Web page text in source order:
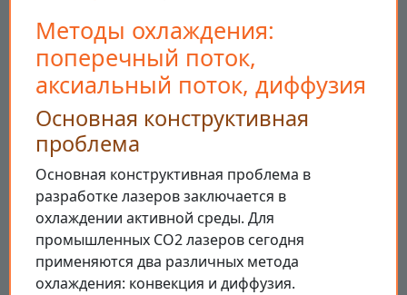
Методы охлаждения:
поперечный поток,
аксиальный поток, диффузия
Основная конструктивная
проблема
Основная конструктивная проблема в
разработке лазеров заключается в
охлаждении активной среды. Для
промышленных CO2 лазеров сегодня
применяются два различных метода
охлаждения: конвекция и диффузия.